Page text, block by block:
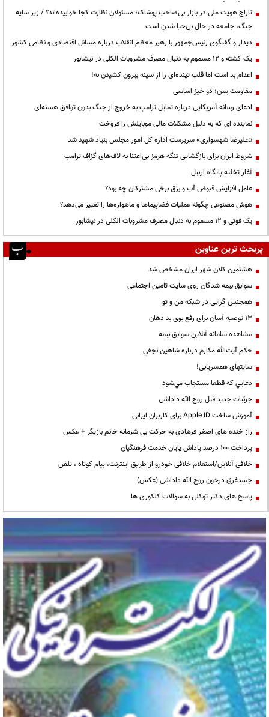
تاراج هویت ملی در بازار بی‌صاحب پوشاک؛ مسئولان نظارت کجا خوابیده‌اند؟ / زیر سایه
جنگ، جامعه در حال بی‌حیا شدن است
دیدار و گفتگوی رئیس‌جمهور با رهبر معظم انقلاب درباره مسائل اقتصادی و نظامی کشور
یک کشته و ۱۲ مسموم به دنبال مصرف مشروبات الکلی در نیشابور
اعدام بد است اما قلب تپنده‌ای را از سینه بیرون کشیدن نه!
مقاومت یمن؛ دو خیز اساسی
ادعای رسانه آمریکایی درباره تمایل ترامپ به خروج از جنگ بدون توافق هسته‌ای
نماینده ای که به دلیل مشکلات مالی موبایلش را فروخت
«علیرضا شهسواری» سرپرست اداره کل امور مجلس بنیاد شهید شد
شروط ایران برای بازگشایی تنگه هرمز بی‌اعتنا به لاف‌های گزاف ترامپ
آغاز تخلیه پایگاه اربیل
عامل افزایش قبوض آب و برق برخی مشترکان چه بود؟
هوش مصنوعی چگونه عملیات فضاپیماها و ماهواره‌ها را تغییر می‌دهد؟
یک فوتی و ۱۲ مسموم به دنبال مصرف مشروبات الکلی در نیشابور
پربحث ترین عناوین
هشتمین کلان شهر ایران مشخص شد
سوابق بیمه شدگان روی سایت تامین اجتماعی
همجنس گرایی در شبکه من و تو
13 توصیه آسان برای رفع بوی بد دهان
مشاهده سامانه آنلاين سوابق بیمه
حكم آيت‌الله مكارم درباره شاهين نجفي
سایتهای همسریابی!
دعايي كه قطعا مستجاب مي‌شود
جزئیات جدید قتل روح الله داداشی
آموزش ساخت Apple ID برای کاربران ایرانی
راز خنده های اصغر فرهادی به حرکت بی شرمانه خانم بازیگر + عکس
پرداخت ۱۰۰ درصد پاداش پایان خدمت فرهنگیان
خلافی آنلاین/استعلام خلافی خودرو از طریق اینترنت، پیام کوتاه ، تلفن
جسدغرق درخون روح الله داداشی (عکس)
پاسخ های دکتر توکلی به سوالات کنکوری ها